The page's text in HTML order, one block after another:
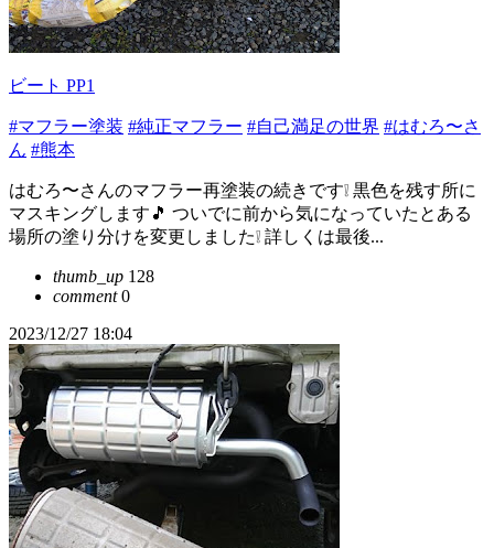
ビート PP1
#マフラー塗装 #純正マフラー #自己満足の世界 #はむろ〜さ
ん #熊本
はむろ〜さんのマフラー再塗装の続きです❕ 黒色を残す所に
マスキングします🎵 ついでに前から気になっていたとある
場所の塗り分けを変更しました❕ 詳しくは最後...
thumb_up 128
comment0
2023/12/27 18:04